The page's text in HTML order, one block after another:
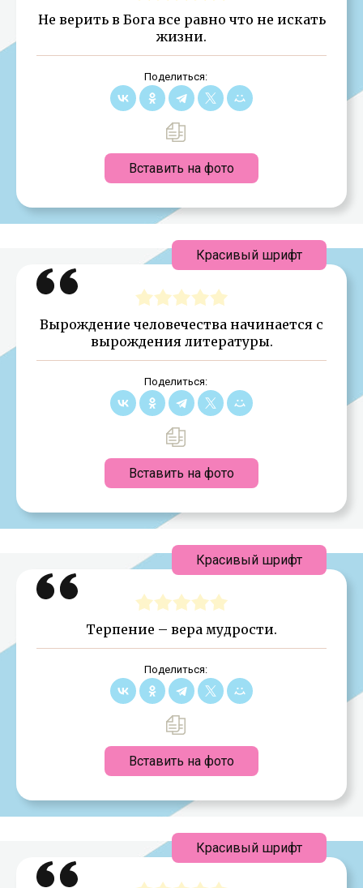
Не верить в Бога все равно что не искать
жизни.
Поделиться:
Вставить на фото
Вырождение человечества начинается с
вырождения литературы.
Поделиться:
Вставить на фото
Красивый шрифт
Терпение – вера мудрости.
Поделиться:
Вставить на фото
Красивый шрифт
Красивый шрифт